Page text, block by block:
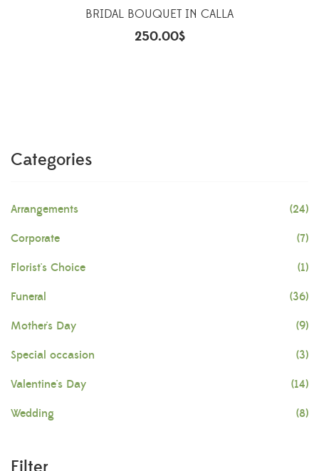
BRIDAL BOUQUET IN CALLA
250.00$
Categories
Arrangements (24)
Corporate (7)
Florist's Choice (1)
Funeral (36)
Mother's Day (9)
Special occasion (3)
Valentine's Day (14)
Wedding (8)